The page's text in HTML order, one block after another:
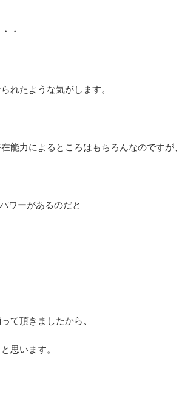
・
れたような気がします。
能力によるところはもちろんなのですが、
ワーがあるのだと
て頂きましたから、
思います。